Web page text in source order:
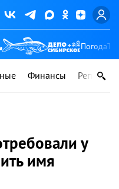
Погода
Финансы Регионы
у
имя